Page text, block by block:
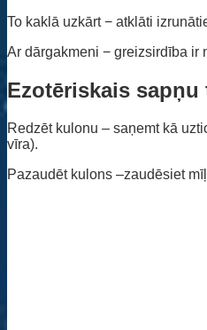
To kaklā uzkārt − atklāti
Ar dārgakmeni − greizsirdība ir
Ezotēriskais sapņu
Redzēt kulonu – saņemt kā
vīra).
Pazaudēt kulons –zaudēsiet